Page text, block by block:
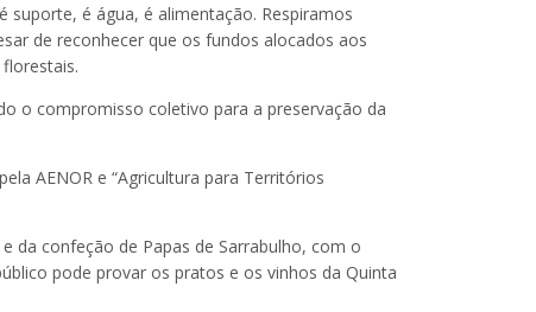
é água, é alimentação. Respiramos
de reconhecer que os fundos alocados aos
o compromisso coletivo para a preservação da
AENOR e “Agricultura para Territórios
da confeção de Papas de Sarrabulho, com o
pode provar os pratos e os vinhos da Quinta